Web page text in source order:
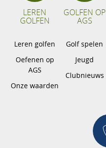
LEREN
GOLFEN
Leren golfen
Oefenen op
AGS
Onze waarden
GOLFEN OP
AGS
Golf spelen
Jeugd
Clubnieuws